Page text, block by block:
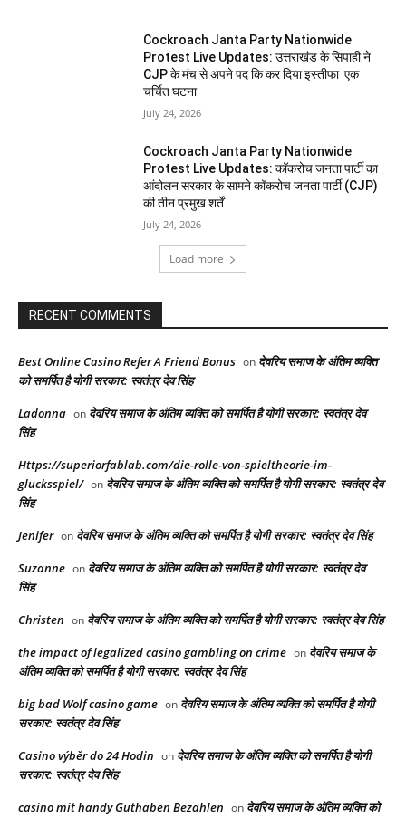
Cockroach Janta Party Nationwide
Protest Live Updates: उत्तराखंड के सिपाही ने
CJP के मंच से अपने पद कि कर दिया इस्तीफा एक
चर्चित घटना
July 24, 2026
Cockroach Janta Party Nationwide
Protest Live Updates: कॉकरोच जनता पार्टी का
आंदोलन सरकार के सामने कॉकरोच जनता पार्टी (CJP)
की तीन प्रमुख शर्तें
July 24, 2026
Load more
RECENT COMMENTS
Best Online Casino Refer A Friend Bonus on देवरिय समाज के अंतिम व्यक्ति
को समर्पित है योगी सरकार: स्वतंत्र देव सिंह
Ladonna on देवरिय समाज के अंतिम व्यक्ति को समर्पित है योगी सरकार: स्वतंत्र देव
सिंह
Https://superiorfablab.com/die-rolle-von-spieltheorie-im-
glucksspiel/ on देवरिय समाज के अंतिम व्यक्ति को समर्पित है योगी सरकार: स्वतंत्र देव
सिंह
Jenifer on देवरिय समाज के अंतिम व्यक्ति को समर्पित है योगी सरकार: स्वतंत्र देव सिंह
Suzanne on देवरिय समाज के अंतिम व्यक्ति को समर्पित है योगी सरकार: स्वतंत्र देव
सिंह
Christen on देवरिय समाज के अंतिम व्यक्ति को समर्पित है योगी सरकार: स्वतंत्र देव सिंह
the impact of legalized casino gambling on crime on देवरिय समाज के
अंतिम व्यक्ति को समर्पित है योगी सरकार: स्वतंत्र देव सिंह
big bad Wolf casino game on देवरिय समाज के अंतिम व्यक्ति को समर्पित है योगी
सरकार: स्वतंत्र देव सिंह
Casino výběr do 24 Hodin on देवरिय समाज के अंतिम व्यक्ति को समर्पित है योगी
सरकार: स्वतंत्र देव सिंह
casino mit handy Guthaben Bezahlen on देवरिय समाज के अंतिम व्यक्ति को